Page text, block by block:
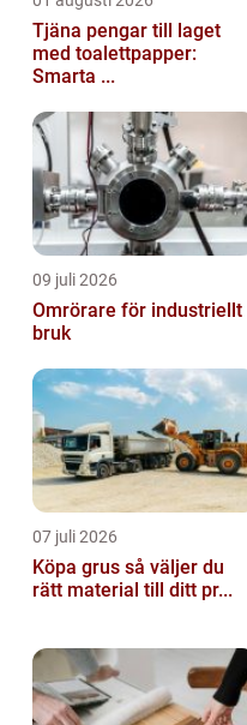
Tjäna pengar till laget
med toalettpapper:
Smarta ...
09 juli 2026
Omrörare för industriellt
bruk
07 juli 2026
Köpa grus så väljer du
rätt material till ditt pr...